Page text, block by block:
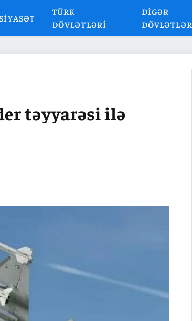
TÜRK
DÖVLƏTLƏRI
DIGƏR
DÖVLƏTLƏR
təyyarəsi ilə